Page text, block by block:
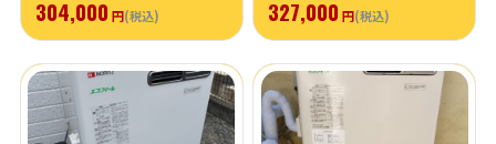
304,000 円(税込) 327,000 円(税込)